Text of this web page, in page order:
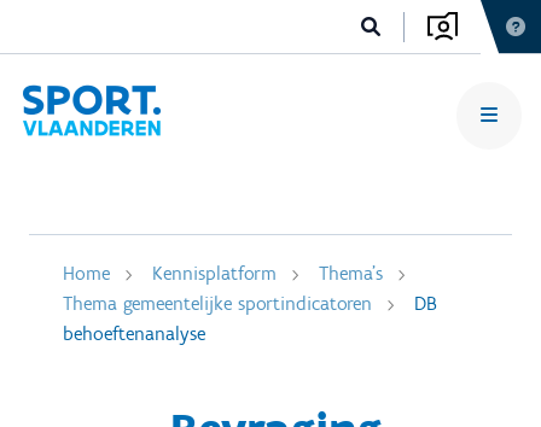
Home Kennisplatform
Thema's
Thema gemeentelijke sportindicatoren
DB
behoeftenanalyse